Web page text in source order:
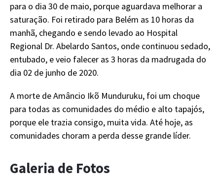
para o dia 30 de maio, porque aguardava melhorar a
saturação. Foi retirado para Belém as 10 horas da
manhã, chegando e sendo levado ao Hospital
Regional Dr. Abelardo Santos, onde continuou sedado,
entubado, e veio falecer as 3 horas da madrugada do
dia 02 de junho de 2020.
A morte de Amâncio Ikõ Munduruku, foi um choque
para todas as comunidades do médio e alto tapajós,
porque ele trazia consigo, muita vida. Até hoje, as
comunidades choram a perda desse grande líder.
Galeria de Fotos